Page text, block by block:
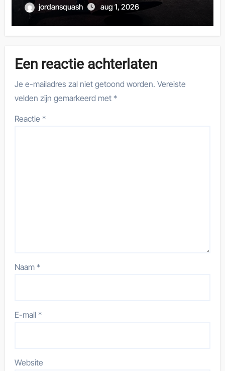
jordansquash aug 1, 2026
Een reactie achterlaten
Je e-mailadres zal niet getoond worden. Vereiste
velden zijn gemarkeerd met*
Reactie*
Naam*
E-mail*
Website